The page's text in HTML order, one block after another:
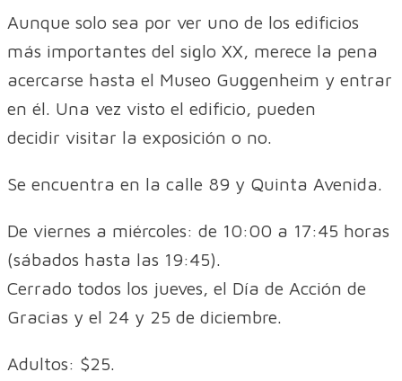
Aunque solo sea por ver uno de los edificios
más importantes del siglo XX, merece la pena
acercarse hasta el Museo Guggenheim y entrar
en él. Una vez visto el edificio, pueden
decidir visitar la exposición o no.
Se encuentra en la calle 89 y Quinta Avenida.
De viernes a miércoles: de 10:00 a 17:45 horas
(sábados hasta las 19:45).
Cerrado todos los jueves, el Día de Acción de
Gracias y el 24 y 25 de diciembre.
Adultos: $25.